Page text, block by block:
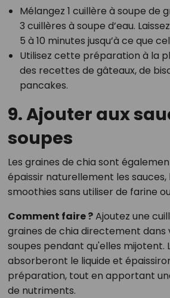
Mélangez 1 cuillère à soupe de
3 cuillères à soupe d’eau.
5 à 10 minutes jusqu’à ce que
Utilisez cette préparation à la
des recettes de gâteaux, de
pancakes.
9. Ajouter aux
soupes
Les graines de chia sont
épaissir naturellement les sauces,
smoothies sans utiliser de farine
Comment faire ?Ajoutez une
graines de chia directement dans
soupes pendant qu'elles mijotent.
absorberont le liquide et
préparation, tout en apportant
de nutriments.